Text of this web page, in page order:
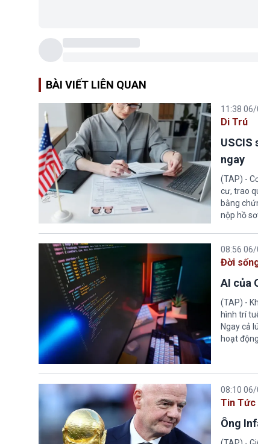
BÀI VIẾT LIÊN QUAN
11:38
Di Trú
USCIS
ngay
(TAP) -
cư, trao
bằng
nộp hồ
08:56
Đời
AI của
(TAP) -
hình trí
Ngay cả
hoạt động
08:10
Tin Tức
Ông